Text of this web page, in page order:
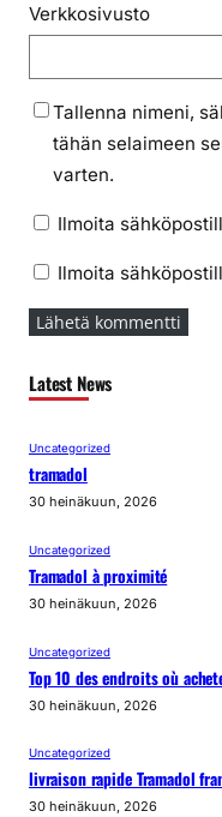
Verkkosivusto
Tallenna nimeni,
tähän selaimeen
varten.
Ilmoita
Ilmoita
Latest News
Uncategorized
tramadol
30 heinäkuun, 2026
Uncategorized
Tramadol à proximité
30 heinäkuun, 2026
Uncategorized
Top 10 des endroits où
30 heinäkuun, 2026
Uncategorized
livraison rapide Tramadol
30 heinäkuun, 2026